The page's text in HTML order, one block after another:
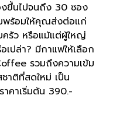
ขึ้นไปจนถึง 30 ซอง
พร้อมให้คุณส่งต่อแก่
ครัว หรือแม้แต่ผู้ใหญ่
เปล่า? มีกาแฟให้เลือก
รวมถึงความเข้ม
าติที่สดใหม่ เป็น
คาเริ่มต้น 390.-